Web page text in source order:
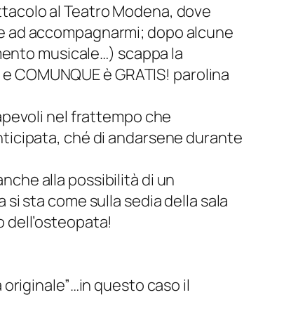
al Teatro Modena, dove
accompagnarmi; dopo alcune
musicale…) scappa la
è GRATIS! parolina
nel frattempo che
ché di andarsene durante
alla possibilità di un
sta come sulla sedia della sala
dell’osteopata!
questo caso il